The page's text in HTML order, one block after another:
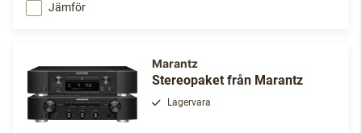
Jämför
Marantz
Stereopaket från Marantz
Lagervara